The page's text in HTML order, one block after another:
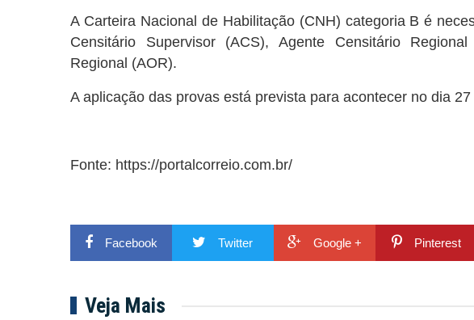
A Carteira Nacional de Habilitação (CNH) categoria B é
Censitário Supervisor (ACS), Agente Censitário
Regional (AOR).
A aplicação das provas está prevista para acontecer no dia
Fonte: https://portalcorreio.com.br/
Facebook Twitter Google + Pinterest
Veja Mais